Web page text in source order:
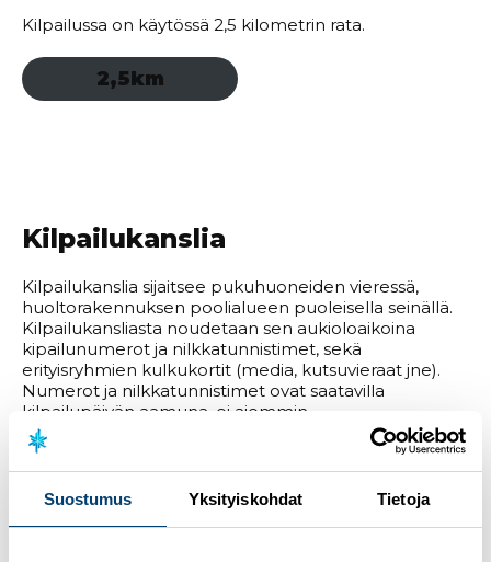
Suostumus Yksityiskohdat Tietoja
Kilpailussa on käytössä 2,5 kilometrin rata.
2,5km
Kilpailukanslia
Kilpailukanslia sijaitsee pukuhuoneiden vieressä,
huoltorakennuksen poolialueen puoleisella seinällä.
Kilpailukansliasta noudetaan sen aukioloaikoina
kipailunumerot ja nilkkatunnistimet, sekä
erityisryhmien kulkukortit (media, kutsuvieraat jne).
Numerot ja nilkkatunnistimet ovat saatavilla
kilpailupäivän aamuna, ei aiemmin.
Kilpailija- ja huoltajakortit